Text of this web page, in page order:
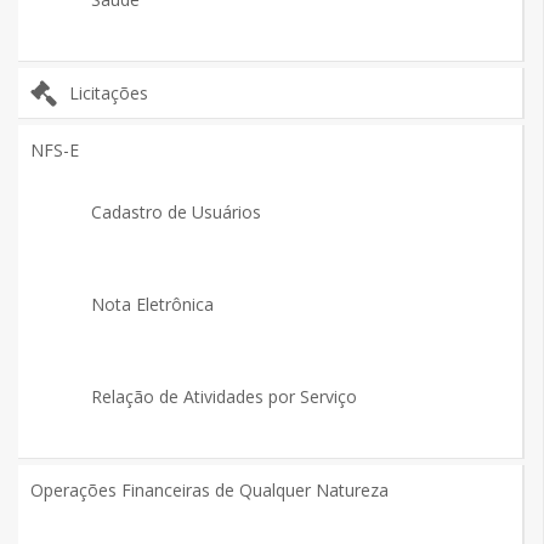
Licitações
NFS-E
Cadastro de Usuários
Nota Eletrônica
Relação de Atividades por Serviço
Operações Financeiras de Qualquer Natureza